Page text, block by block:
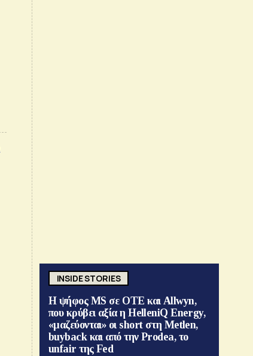
INSIDE STORIES
Η ψήφος MS σε ΟΤΕ και Allwyn,
που κρύβει αξία η HelleniQ Energy,
«μαζεύονται» οι short στη Metlen,
buyback και από την Prodea, το
unfair της Fed